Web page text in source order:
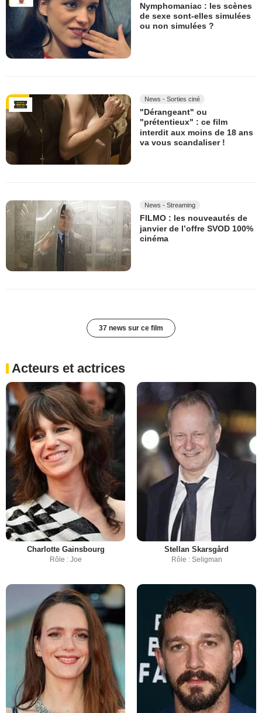
Nymphomaniac : les scènes
de sexe sont-elles simulées
ou non simulées ?
News - Sorties ciné
"Dérangeant" ou
"prétentieux" : ce film
interdit aux moins de 18 ans
va vous scandaliser !
News - Streaming
FILMO : les nouveautés de
janvier de l’offre SVOD 100%
cinéma
37 news sur ce film
Acteurs et actrices
Charlotte Gainsbourg
Rôle : Joe
Stellan Skarsgård
Rôle : Seligman